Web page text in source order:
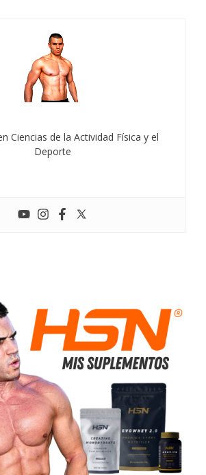
Ciencias de la Actividad Física y el
Deporte